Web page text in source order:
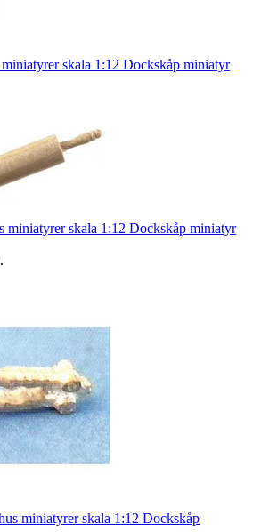
skala 1:12 Dockskåp miniatyr
miniatyrer skala 1:12 Dockskåp miniatyr
.
miniatyrer skala 1:12 Dockskåp